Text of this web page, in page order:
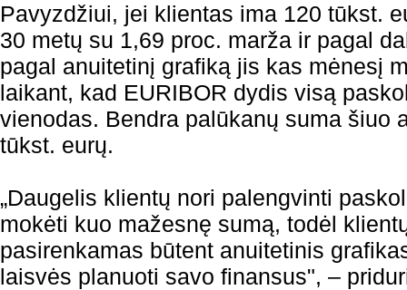
Pavyzdžiui, jei klientas ima 120 tūkst.
30 metų su 1,69 proc. marža ir pagal
pagal anuitetinį grafiką jis kas mėnesį
laikant, kad EURIBOR dydis visą
vienodas. Bendra palūkanų suma šiuo
tūkst. eurų.
„Daugelis klientų nori palengvinti
mokėti kuo mažesnę sumą, todėl
pasirenkamas būtent anuitetinis
laisvės planuoti savo finansus", –